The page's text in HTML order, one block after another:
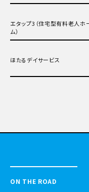
エタップ3（住宅型有料老人ホ
ム）
ほたるデイサービス
ON THE ROAD